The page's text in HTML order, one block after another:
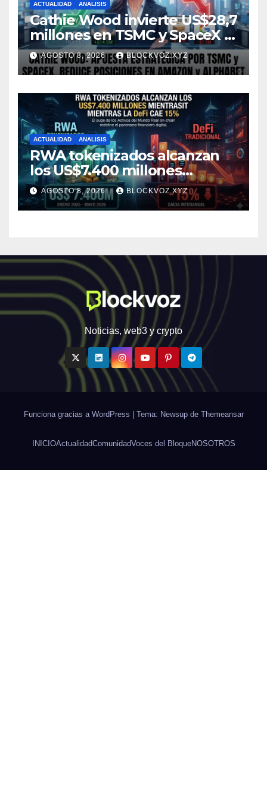
ACTUALIDAD ANALISIS
Cathie Wood invierte US$28,7
millones en TSMC y SpaceX y
reduce posiciones en
Amazon y Alphabet
AGOSTO 8, 2026 BLOCKVOZ.XYZ
ACTUALIDAD ANALISIS
RWA tokenizados alcanzan
los US$7.400 millones
mientras la DeFi cae 15%
AGOSTO 8, 2026 BLOCKVOZ.XYZ
Noticias, web3 y crypto
Funciona gracias a WordPress Tema: Newsup de Themeansar
INICIOActualidadComunidadVoces del BloqueNOSOTROS